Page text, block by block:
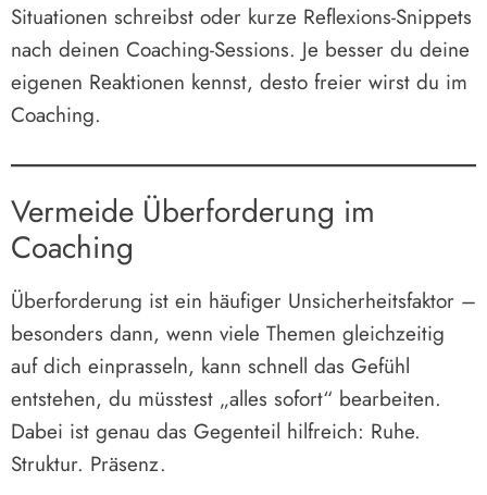
Situationen schreibst oder kurze Reflexions-Snippets
nach deinen Coaching-Sessions. Je besser du deine
eigenen Reaktionen kennst, desto freier wirst du im
Coaching.
Vermeide Überforderung im
Coaching
Überforderung ist ein häufiger Unsicherheitsfaktor –
besonders dann, wenn viele Themen gleichzeitig
auf dich einprasseln, kann schnell das Gefühl
entstehen, du müsstest „alles sofort“ bearbeiten.
Dabei ist genau das Gegenteil hilfreich: Ruhe.
Struktur. Präsenz.